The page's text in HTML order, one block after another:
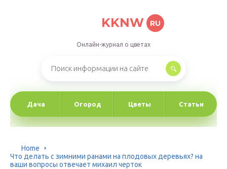
KKNW RU
Онлайн-журнал о цветах
Дача Огород Цветы Статьи
Home
Что делать с зимними ранами на плодовых деревьях? на
ваши вопросы отвечает михаил черток